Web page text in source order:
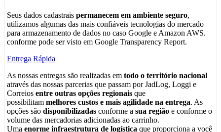
Seus dados cadastrais permanecem em ambiente seguro,
utilizamos algumas das mais confiáveis tecnologias do mercado
para armazenamento de dados no caso Google e Amazon AWS.
conforme pode ser visto em Google Transparency Report.
Entrega Rápida
As nossas entregas são realizadas em todo o território nacional
através das nossas parcerias que passam por JadLog, Loggi e
Correios entre outras opções regionais que
possibilitam melhores custos e mais agilidade na entrega. As
opções são disponibilizadas conforme a sua região e conforme o
volume das mercadorias adicionadas ao carrinho.
Uma enorme infraestrutura de logística que proporciona a você